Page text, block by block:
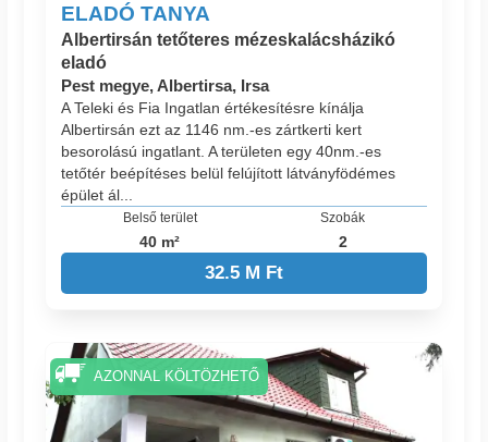
ELADÓ TANYA
Albertirsán tetőteres mézeskalácsházikó
eladó
Pest megye, Albertirsa, Irsa
A Teleki és Fia Ingatlan értékesítésre kínálja
Albertirsán ezt az 1146 nm.-es zártkerti kert
besorolású ingatlant. A területen egy 40nm.-es
tetőtér beépítéses belül felújított látványfödémes
épület ál...
Belső terület
40 m²
Szobák
2
32.5 M Ft
AZONNAL KÖLTÖZHETŐ